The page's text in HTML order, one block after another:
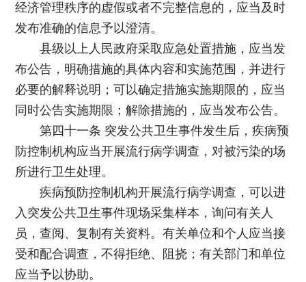
经济管理秩序的虚假或者不完整信息的，应当及时
发布准确的信息予以澄清。
县级以上人民政府采取应急处置措施，应当发
布公告，明确措施的具体内容和实施范围，并进行
必要的解释说明；可以确定措施实施期限的，应当
同时公告实施期限；解除措施的，应当发布公告。
第四十一条 突发公共卫生事件发生后，疾病预
防控制机构应当开展流行病学调查，对被污染的场
所进行卫生处理。
疾病预防控制机构开展流行病学调查，可以进
入突发公共卫生事件现场采集样本，询问有关人
员，查阅、复制有关资料。有关单位和个人应当接
受和配合调查，不得拒绝、阻挠；有关部门和单位
应当予以协助。